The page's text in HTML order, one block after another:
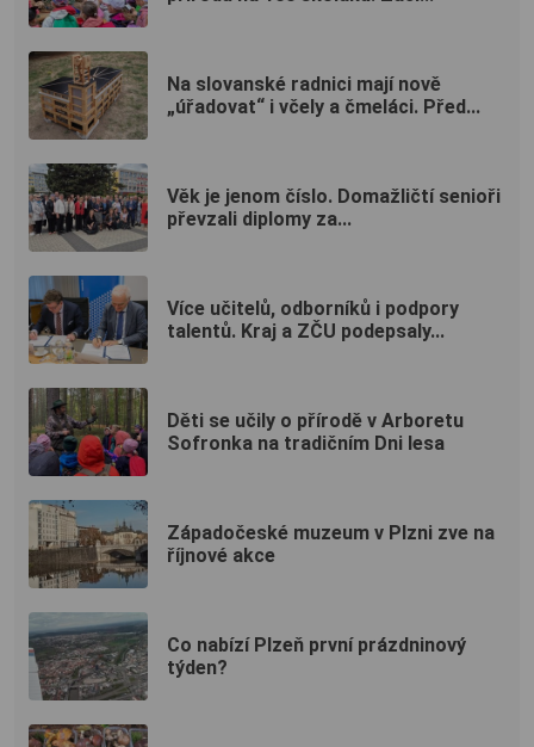
Na slovanské radnici mají nově
„úřadovat“ i včely a čmeláci. Před...
Věk je jenom číslo. Domažličtí senioři
převzali diplomy za...
Více učitelů, odborníků i podpory
talentů. Kraj a ZČU podepsaly...
Děti se učily o přírodě v Arboretu
Sofronka na tradičním Dni lesa
Západočeské muzeum v Plzni zve na
říjnové akce
Co nabízí Plzeň první prázdninový
týden?